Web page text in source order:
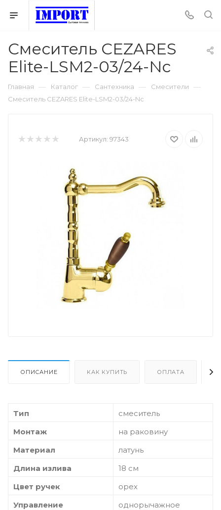
Смеситель CEZARES
Elite-LSM2-03/24-Nc
Главная — Каталог — Сантехника — Смесители —
Смеситель CEZARES Elite-LSM2-03/24-Nc
Артикул: 97343
ОПИСАНИЕ КАК КУПИТЬ ОПЛАТА
Тип
смеситель
Монтаж
на раковину
Материал
латунь
Длина излива
18 см
Цвет ручек
орех
Управление
однорычажное